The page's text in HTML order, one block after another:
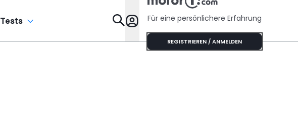
Tests Specials
Für eine persönlichere Erfahrung
REGISTRIEREN / ANMELDEN